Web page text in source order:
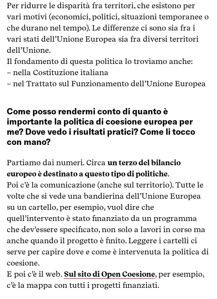
Per ridurre le disparità fra territori, che esistono per
vari motivi (economici, politici, situazioni temporanee o
che durano nel tempo). Le differenze ci sono sia fra i
vari stati dell’Unione Europea sia fra diversi territori
dell’Unione.
Il fondamento di questa politica lo troviamo anche:
– nella Costituzione italiana
– nel Trattato sul Funzionamento dell’Unione Europea
Come posso rendermi conto di quanto è
importante la politica di coesione europea per
me? Dove vedo i risultati pratici? Come li tocco
con mano?
Partiamo dai numeri. Circa un terzo del bilancio
europeo è destinato a questo tipo di politiche.
Poi c’è la comunicazione (anche sul territorio). Tutte le
volte che si vede una bandierina dell’Unione Europea
su un cartello, per esempio, vuol dire che
quell’intervento è stato finanziato da un programma
che dev’essere specificato, non solo a lavori in corso ma
anche quando il progetto è finito. Leggere i cartelli ci
serve per capire dove e come è intervenuta la politica di
coesione.
E poi c’è il web. Sul sito di Open Coesione, per esempio,
c’è la mappa con tutti i progetti finanziati.